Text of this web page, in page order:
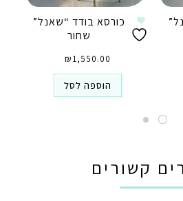
כורסא בודד “שאנל”
שחור
₪1,550.00
הוספה לסל
קשורים